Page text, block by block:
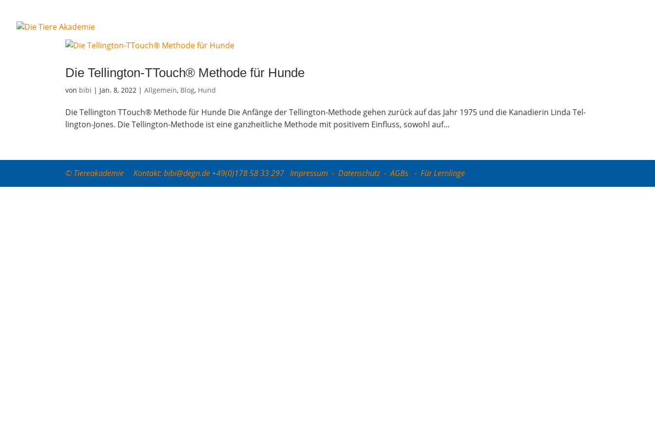
Die Tel­ling­ton-TTouch® Metho­de für Hunde
von bibi | Jan. 8, 2022 |Allgemein, Blog, Hund
Die Tel­ling­ton TTouch® Metho­de für Hunde Die Anfän­ge der Tel­ling­ton-Metho­de gehen zurück auf das Jahr 1975 und die Kana­die­rin Lin­da Tel­
ling­ton-Jones. Die Tel­ling­ton-Metho­de ist eine ganz­heit­li­che Metho­de mit posi­ti­vem Ein­fluss, sowohl auf...
© Tiereakademie Kontakt: bibi@degn.de +49(0)178 58 33 297Impressum -Datenschutz -AGBs -Für Lernlinge